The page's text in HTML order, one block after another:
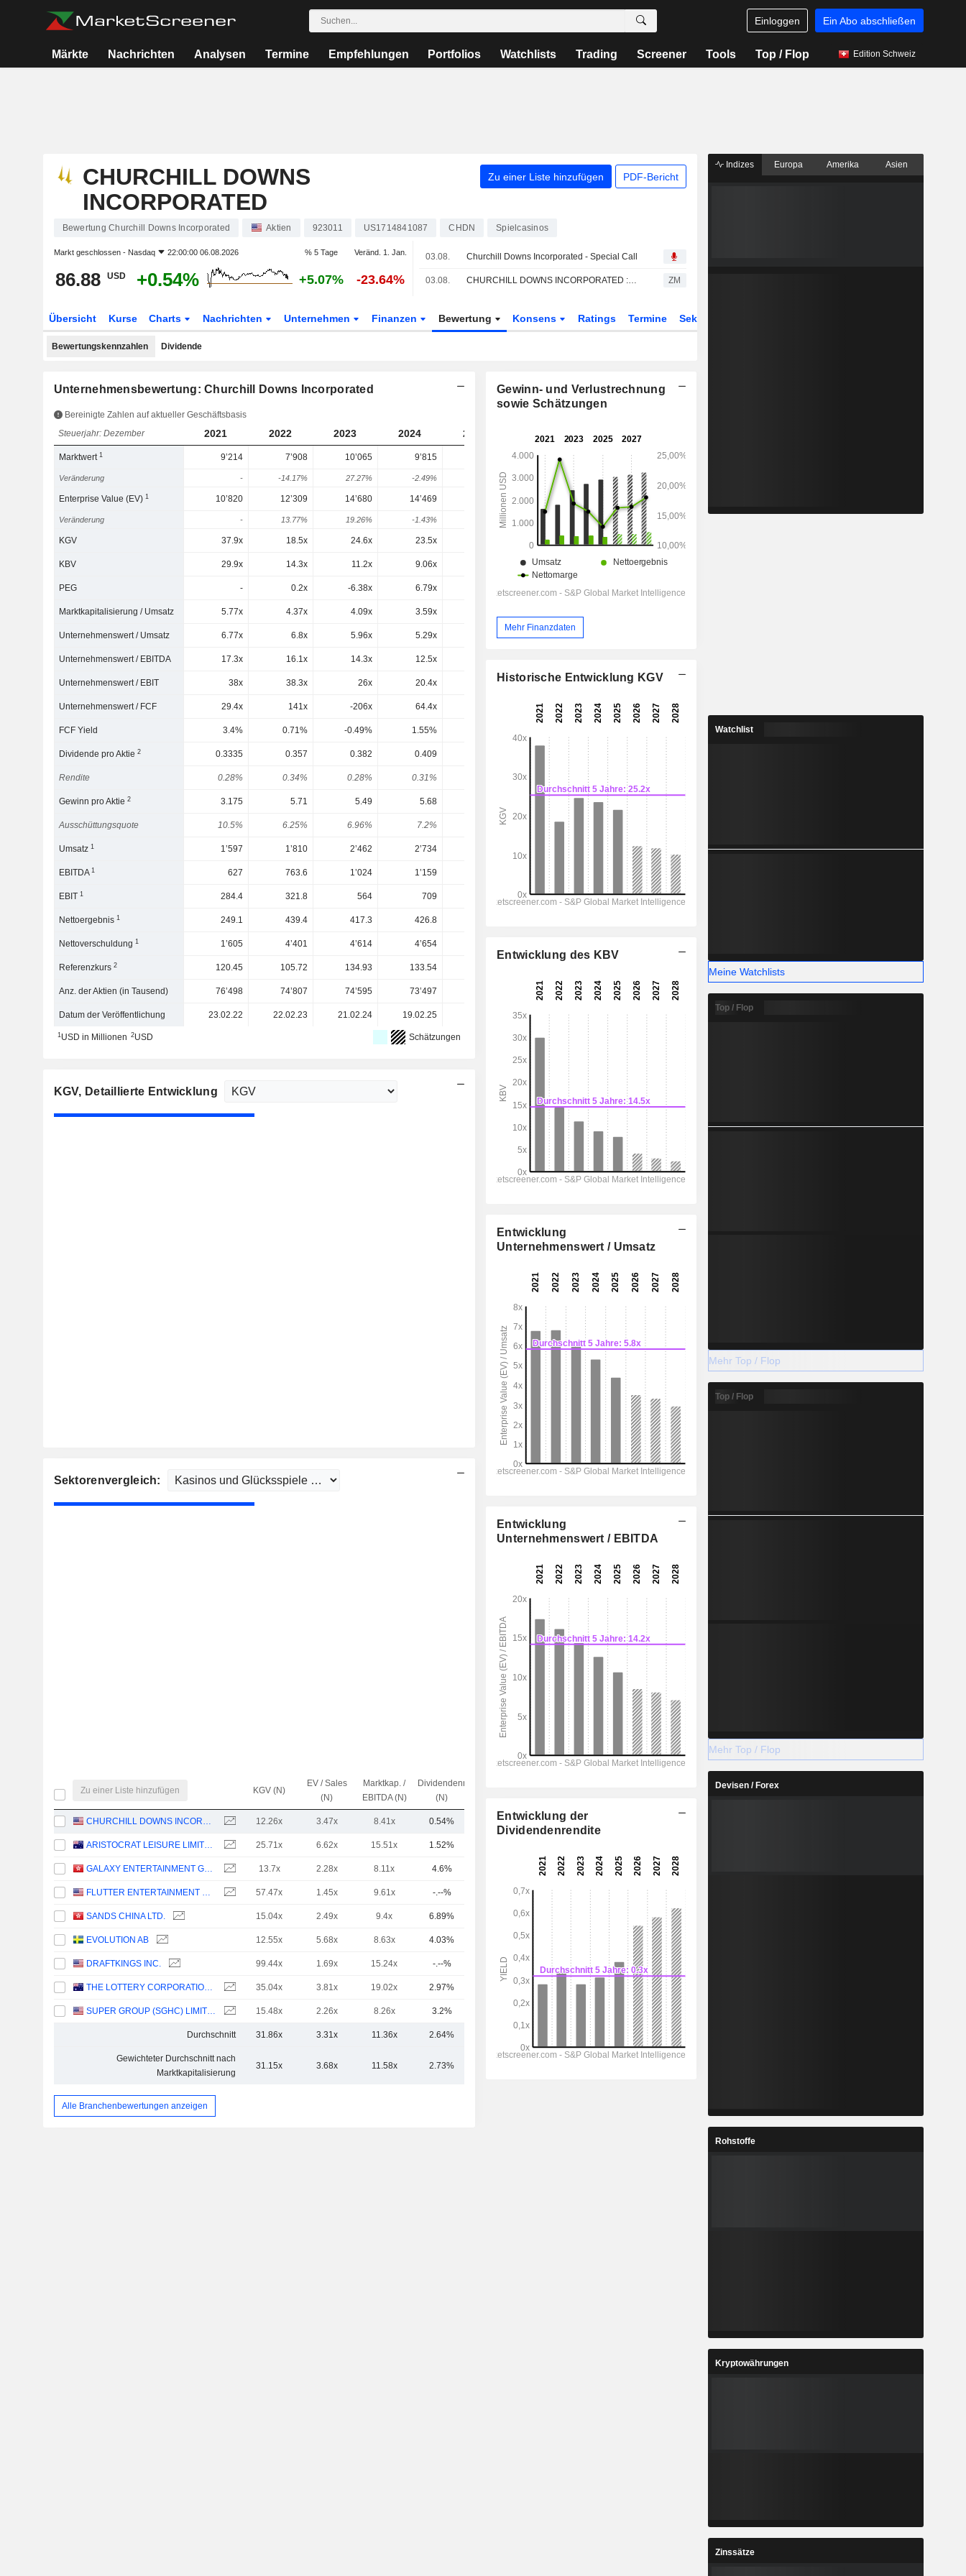
Einloggen Ein Abo abschließen
Märkte Nachrichten Analysen Termine Empfehlungen Portfolios Watchlists Trading Screener Tools Top / Flop Edition Schweiz
CHURCHILL DOWNS
INCORPORATED
Zu einer Liste hinzufügen PDF-Bericht
Bewertung Churchill Downs Incorporated Aktien 923011 US1714841087 CHDN Spielcasinos
Markt geschlossen - Nasdaq 22:00:00 06.08.2026 % 5 Tage Veränd. 1. Jan.
86.88 USD +0.54% +5.07% -23.64%
03.08. Churchill Downs Incorporated - Special Call
03.08. CHURCHILL DOWNS INCORPORATED : Bewertung von BofA Securities zum Kaufen erhalten ZM
Übersicht Kurse Charts Nachrichten Unternehmen Finanzen Bewertung Konsens Ratings Termine Sektor
Bewertungskennzahlen Dividende
Unternehmensbewertung: Churchill Downs Incorporated
Bereinigte Zahlen auf aktueller Geschäftsbasis
Steuerjahr: Dezember
2021 2022 2023 2024 2025 2026 2027
Marktwert1 9’214 7’908 10’065 9’815 6’056
Veränderung - -14.17% 27.27% -2.49% -19.17% -23.67% -
Enterprise Value (EV)1 10’820 12’309 14’680 14’469 12’775 10’541 10’250
Veränderung - 13.77% 19.26% -1.43% -11.71% -2.76% -9.01%
KGV 37.9x 18.5x 24.6x 23.5x 12.3x 11.7x 10.2x
KBV 29.9x 14.3x 11.2x 9.06x 4.06x 3.03x
PEG - 0.2x -6.38x 6.79x 0.4x 2.2x
Marktkapitalisierung / Umsatz 5.77x 4.37x 4.09x 3.59x
Unternehmenswert / Umsatz 6.77x 6.8x 5.96x 5.29x 4.37x 3.48x
Unternehmenswert / EBITDA 17.3x 16.1x 14.3x 12.5x
Unternehmenswert / EBIT 38x 38.3x 26x 20.4x 18.7x 12.9x 12.2x
Unternehmenswert / FCF 29.4x 141x -206x 64.4x 16x 16x 13.2x
FCF Yield 3.4% 0.71% -0.49% 1.55%
Dividende pro Aktie2 0.3335 0.357 0.382 0.409 0.4696 0.5003
Rendite 0.28% 0.34% 0.28% 0.31% 0.54% 0.58%
Gewinn pro Aktie2 3.175 5.71 5.49 5.68 7.048 7.424
Ausschüttungsquote 10.5% 6.25% 6.96% 7.2% 8.28% 6.66% 6.74%
Umsatz1 1’597 1’810 2’462 2’734 3’026 3’118
EBITDA1 627 763.6 1’024 1’159 1’250 1’284 1’336
EBIT1 284.4 321.8 564 709 816.2 842 880.8
Nettoergebnis1 249.1 439.4 417.3 426.8
Nettoverschuldung1 1’605 4’401 4’614 4’654
Referenzkurs2 120.45 105.72 134.93 133.54
Anz. der Aktien (in Tausend) 76’498 74’807 74’595 73’497 69’700
Datum der Veröffentlichung 23.02.22 22.02.23 21.02.24 19.02.25
1USD in Millionen 2USD Schätzungen
KGV, Detaillierte Entwicklung
Sektorenvergleich:
Zu einer Liste hinzufügen KGV (N)
EV / Sales
(N)
Marktkap. /
EBITDA (N)
Dividendenrendite
(N)
CHURCHILL DOWNS INCORPORATED 12.26x 3.47x 8.41x 0.54% 6.06 Mrd.
ARISTOCRAT LEISURE LIMITED 25.71x 6.62x 15.51x 1.52%
GALAXY ENTERTAINMENT GROUP LIMITED 13.7x 2.28x 8.11x 4.6%
FLUTTER ENTERTAINMENT PLC 57.47x 1.45x 9.61x -.--% 16.14 Mrd.
SANDS CHINA LTD. 15.04x 2.49x 9.4x 6.89% 14.94 Mrd.
EVOLUTION AB 12.55x 5.68x 8.63x 4.03% 14.63 Mrd.
DRAFTKINGS INC. 99.44x 1.69x 15.24x -.--% 11 Mrd.
THE LOTTERY CORPORATION LIMITED 35.04x 3.81x 19.02x 2.97% 8.51 Mrd.
SUPER GROUP (SGHC) LIMITED 15.48x 2.26x 8.26x 3.2%
Durchschnitt 31.86x 3.31x 11.36x 2.64%
Gewichteter Durchschnitt nach
Marktkapitalisierung
31.15x 3.68x 11.58x 2.73%
Alle Branchenbewertungen anzeigen
Gewinn- und Verlustrechnung
sowie Schätzungen
Mehr Finanzdaten
Historische Entwicklung KGV
Entwicklung des KBV
Entwicklung
Unternehmenswert / Umsatz
Entwicklung
Unternehmenswert / EBITDA
Entwicklung der
Dividendenrendite
Indizes Europa Amerika Asien
Watchlist
Meine Watchlists
Top / Flop
Mehr Top / Flop
Top / Flop
Mehr Top / Flop
Devisen / Forex
Rohstoffe
Kryptowährungen
Zinssätze